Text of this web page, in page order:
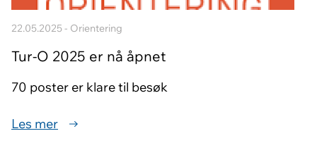
22.05.2025 - Orientering
Tur-O 2025 er nå åpnet
70 poster er klare til besøk
Les mer